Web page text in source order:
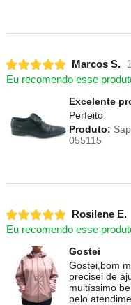
Marcos S.
Eu recomendo esse
Excelente
Perfeito
Produto:
055115
Rosilene E.
Eu recomendo esse
Gostei
Gostei,bom
precisei de
muitíssimo
pelo